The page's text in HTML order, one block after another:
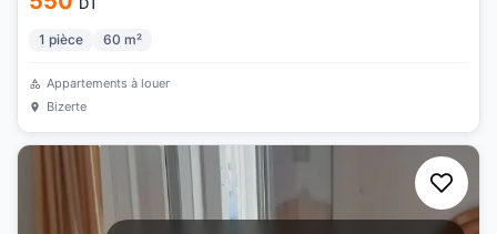
1 pièce 60 m²
Appartements à louer
Bizerte